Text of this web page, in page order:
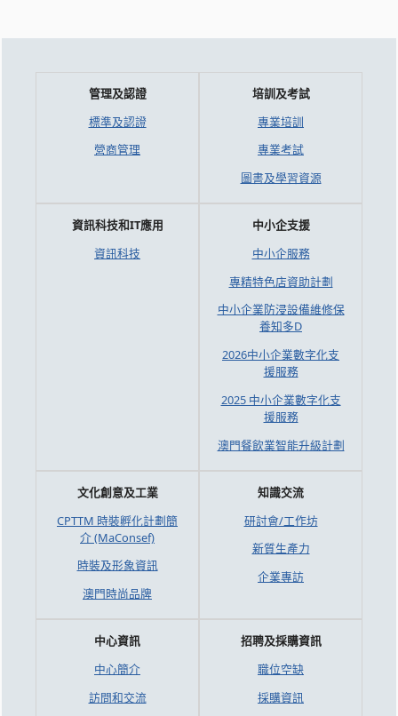
管理及認證
標準及認證
營商管理
培訓及考試
專業培訓
專業考試
圖書及學習資源
資訊科技和IT應用
資訊科技
中小企支援
中小企服務
專精特色店資助計劃
中小企業防浸設備維修保
養知多D
2026中小企業數字化支
援服務
2025 中小企業數字化支
援服務
澳門餐飲業智能升級計劃
文化創意及工業
CPTTM 時裝孵化計劃簡
介 (MaConsef)
時裝及形象資訊
澳門時尚品牌
知識交流
研討會/工作坊
新質生產力
企業專訪
中心資訊
中心簡介
訪問和交流
招聘及採購資訊
職位空缺
採購資訊